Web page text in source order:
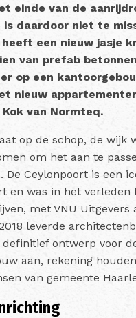
einde van de
is daardoor niet te
een nieuw jasje
van prefab
op een
nieuw
van Normteq.
op de schop, de wijk
om het aan te
De Ceylonpoort is een
en was in het verleden
met VNU Uitgevers
leverde
definitief ontwerp voor
aan, rekening
van gemeente